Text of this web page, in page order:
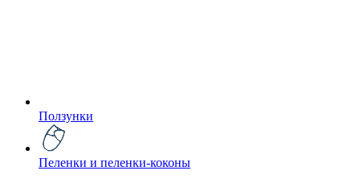
Ползунки
Пеленки и пеленки-коконы